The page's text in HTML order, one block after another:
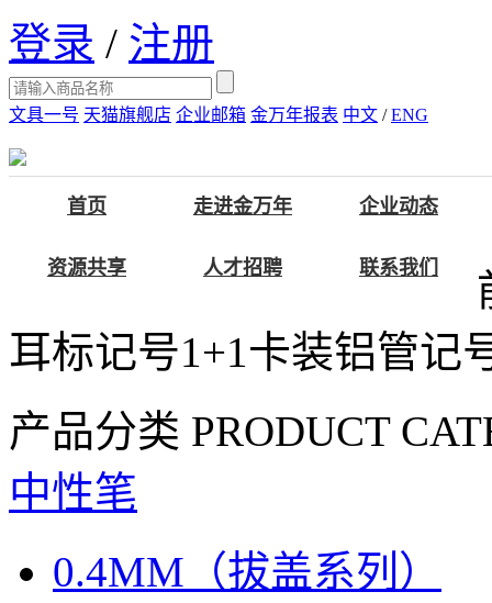
登录 / 注册
文具一号 天猫旗舰店 企业邮箱 金万年报表 中文 / ENG
首页 走进金万年 企业动态
资源共享 人才招聘 联系我们
耳标记号1+1卡装铝管记
产品分类 PRODUCT
中性笔
0.4MM（拔盖系列）